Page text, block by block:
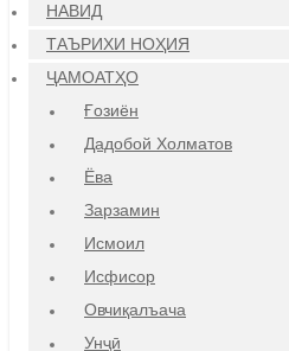
НАВИД
ТАЪРИХИ НОҲИЯ
ҶАМОАТҲО
Ғозиён
Дадобой Холматов
Ёва
Зарзамин
Исмоил
Исфисор
Овчиқалъача
Унҷӣ